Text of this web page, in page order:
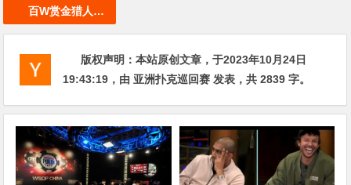
百W赏金猎人大奖赛
版权声明：本站原创文章，于2023年10月24日
19:43:19 ，由 亚洲扑克巡回赛 发表，共 2839 字。